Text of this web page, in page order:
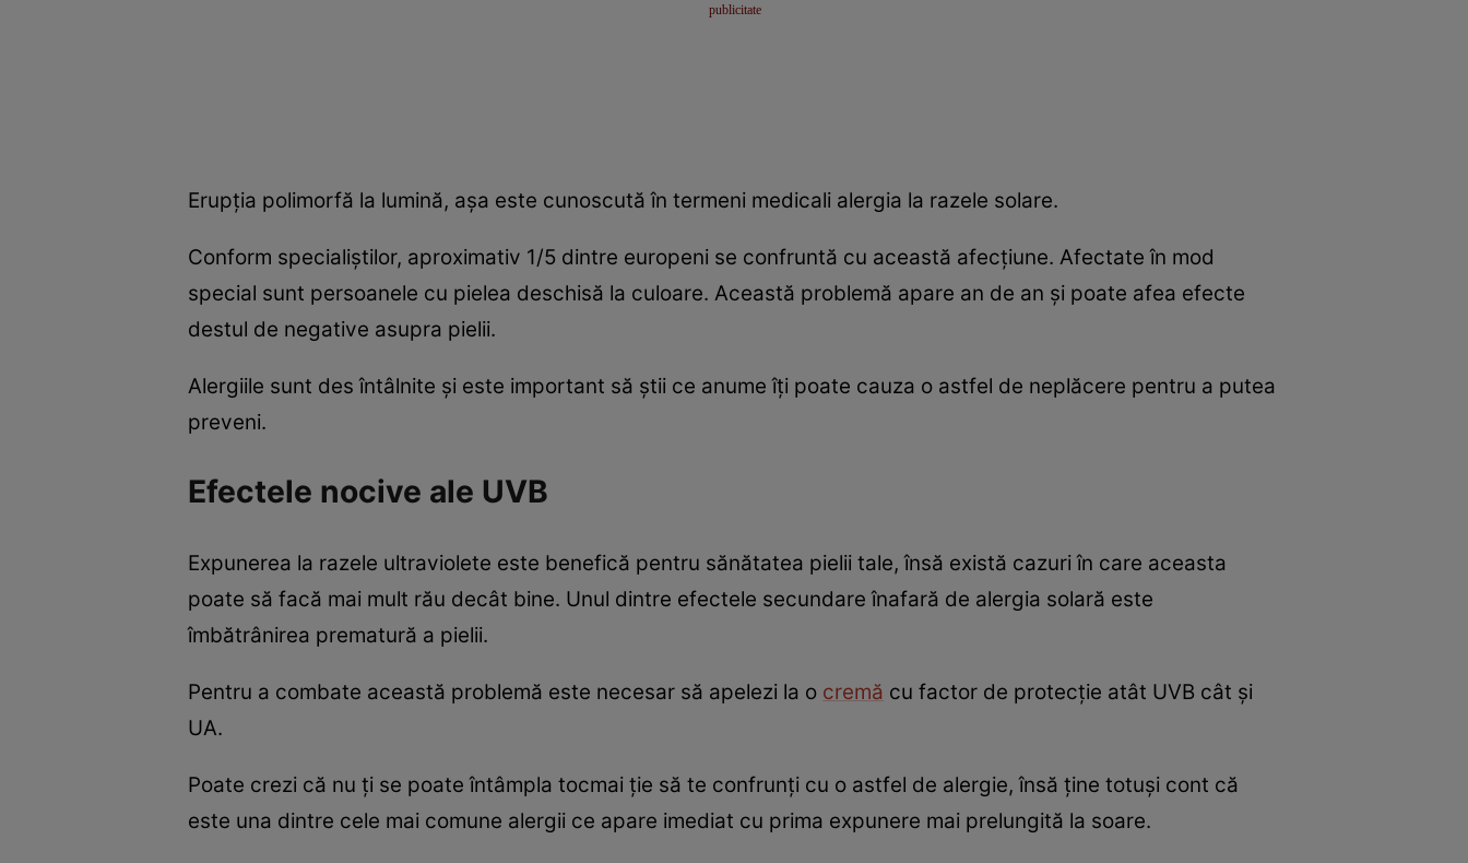
Erupţia polimorfă la lumină, aşa este cunoscută în termeni medicali alergia la razele solare.
Conform specialiştilor, aproximativ 1/5 dintre europeni se confruntă cu această afecţiune. Afectate în mod
special sunt persoanele cu pielea deschisă la culoare. Această problemă apare an de an şi poate afea efecte
destul de negative asupra pielii.
Alergiile sunt des întâlnite şi este important să ştii ce anume îţi poate cauza o astfel de neplăcere pentru a putea
preveni.
Efectele nocive ale UVB
Expunerea la razele ultraviolete este benefică pentru sănătatea pielii tale, însă există cazuri în care aceasta
poate să facă mai mult rău decât bine. Unul dintre efectele secundare înafară de alergia solară este
îmbătrânirea prematură a pielii.
Pentru a combate această problemă este necesar să apelezi la o cremă cu factor de protecţie atât UVB cât şi
UA.
Poate crezi că nu ţi se poate întâmpla tocmai ţie să te confrunţi cu o astfel de alergie, însă ţine totuşi cont că
este una dintre cele mai comune alergii ce apare imediat cu prima expunere mai prelungită la soare.